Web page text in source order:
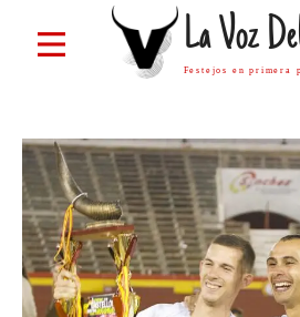
La Voz
Festejos en primera